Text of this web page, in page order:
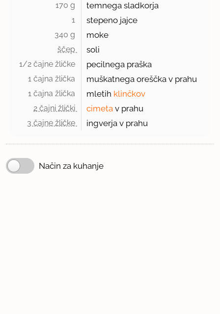
170 g temnega sladkorja
1 stepeno jajce
340 g moke
ščep soli
1/2 čajne žličke pecilnega praška
1 čajna žlička muškatnega oreščka v prahu
1 čajna žlička mletih klinčkov
2 čajni žlički cimeta v prahu
3 čajne žličke ingverja v prahu
Način za kuhanje